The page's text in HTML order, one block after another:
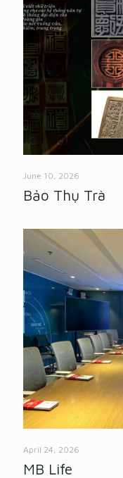
June 10, 2026
Bảo Thụ Trà
April 24, 2026
MB Life